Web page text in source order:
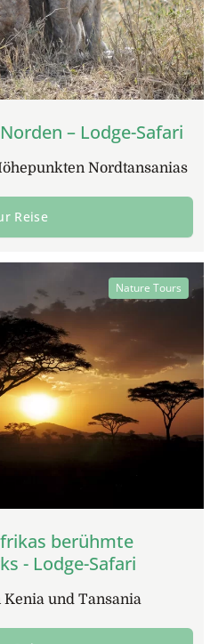
noch ein paar
Stränden von
das zum Träumen,
einlädt.
M = Mittagessen, A =
und Preisänderungen
– Lodge-Safari
Nordtansanias
Reise
Nature Tours
berühmte
- Lodge-Safari
und Tansania